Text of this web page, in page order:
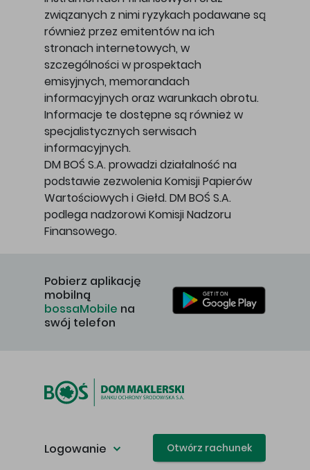
związanych z nimi ryzykach podawane są
również przez emitentów na ich
stronach internetowych, w
szczególności w prospektach
emisyjnych, memorandach
informacyjnych oraz warunkach obrotu.
Informacje te dostępne są również w
specjalistycznych serwisach
informacyjnych.
DM BOŚ S.A. prowadzi działalność na
podstawie zezwolenia Komisji Papierów
Wartościowych i Giełd. DM BOŚ S.A.
podlega nadzorowi Komisji Nadzoru
Finansowego.
Pobierz aplikację
mobilną
bossaMobile na
swój telefon
Logowanie Otwórz rachunek